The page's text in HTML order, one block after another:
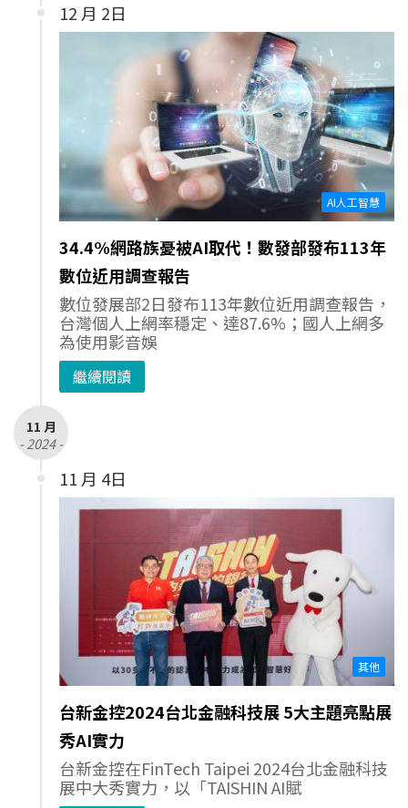
12 月 2日
AI人工智慧
34.4%網路族憂被AI取代！數發部發布113年
數位近用調查報告
數位發展部2日發布113年數位近用調查報告，
台灣個人上網率穩定、達87.6%；國人上網多
為使用影音娛
繼續閱讀
11 月
- 2024 -
11 月 4日
其他
台新金控2024台北金融科技展 5大主題亮點展
秀AI實力
台新金控在FinTech Taipei 2024台北金融科技
展中大秀實力，以「TAISHIN AI賦